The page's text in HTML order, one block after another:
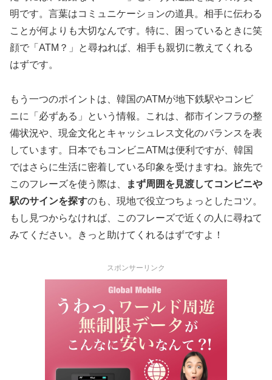
明です。言葉はコミュニケーションの道具。相手に伝わる
ことが何よりも大切なんです。特に、困っているときに笑
顔で「ATM？」と尋ねれば、相手も親切に教えてくれる
はずです。
もう一つのポイントは、韓国のATMが地下鉄駅やコンビ
ニに「必ずある」という情報。これは、都市インフラの整
備状況や、現金文化とキャッシュレス文化のバランスを表
しています。日本でもコンビニATMは便利ですが、韓国
ではさらに生活に密着している印象を受けますね。旅先で
このフレーズを使う際は、
まず周囲を見渡してコンビニや
駅のサインを探すのも、現地で役立つちょっとしたコツ。
もし見つからなければ、このフレーズで近くの人に尋ねて
みてください。きっと助けてくれるはずですよ！
スポンサーリンク